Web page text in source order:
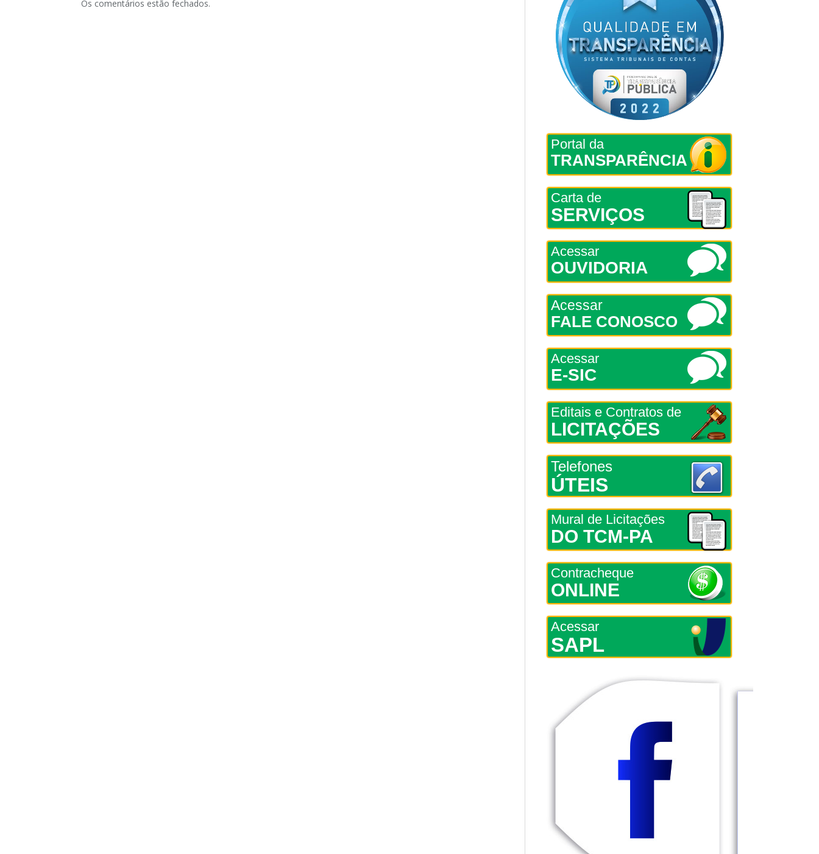
Os comentários estão fechados.
Portal da
TRANSPARÊNCIA
Carta de
SERVIÇOS
Acessar
OUVIDORIA
Acessar
FALE CONOSCO
Acessar
E-SIC
Editais e Contratos de
LICITAÇÕES
Telefones
ÚTEIS
Mural de Licitações
DO TCM-PA
Contracheque
ONLINE
Acessar
SAPL